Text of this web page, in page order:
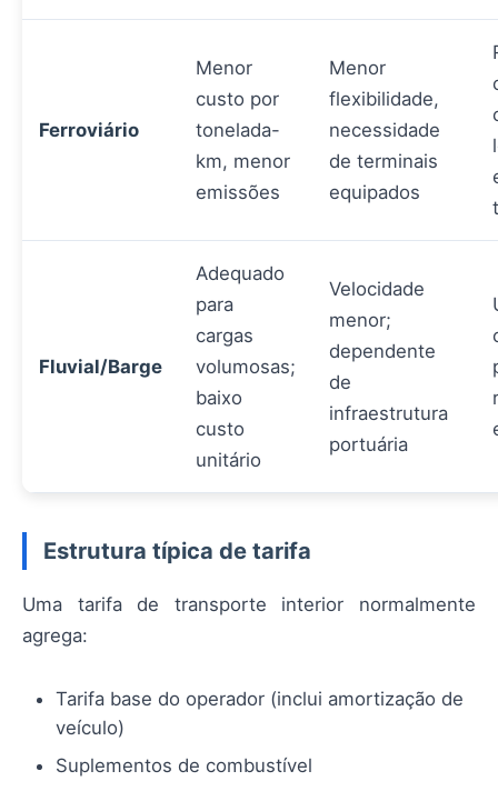
Ferroviário
Menor
custo por
tonelada-
km, menor
emissões
Menor
flexibilidade,
necessidade
de terminais
equipados
Fluvial/Barge
Adequado
para
cargas
volumosas;
baixo
custo
unitário
Velocidade
menor;
dependente
de
infraestrutura
portuária
Estrutura típica de tarifa
Uma tarifa de transporte interior normalmente
agrega:
Tarifa base do operador (inclui amortização de
veículo)
Suplementos de combustível